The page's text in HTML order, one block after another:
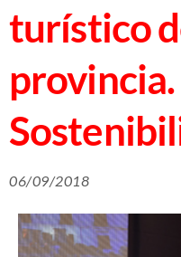
turístico
06/09/2018